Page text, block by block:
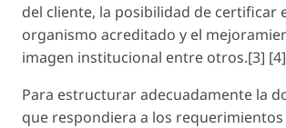
del cliente, la posibilidad de certificar
organismo acreditado y el
imagen institucional entre otros.[3] [4]
Para estructurar adecuadamente la
que respondiera a los